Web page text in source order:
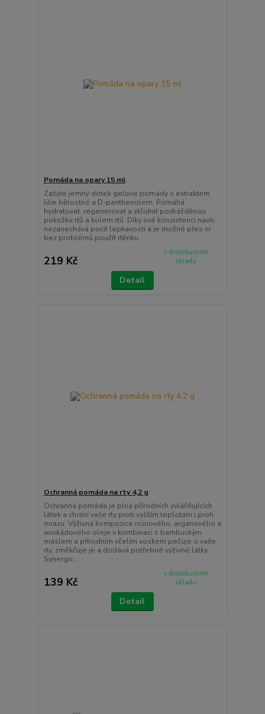
Pomáda na opary 15 ml
Zažijte jemný dotek gelové pomády s extraktem
lilie bělostné a D-panthenolem. Pomáhá
hydratovat, regenerovat a zklidnit podrážděnou
pokožku rtů a kolem rtů. Díky své konzistenci navíc
nezanechává pocit lepkavosti a je možné přes ni
bez problémů použít rtěnku.
219 Kč
v distribučním
skladu
Detail
Ochranná pomáda na rty 4,2 g
Ochranná pomáda je plná přírodních zvláčňujících
látek a chrání vaše rty proti vyšším teplotám i proti
mrazu. Výživná kompozice ricinového, arganového a
avokádového oleje v kombinaci s bambuckým
máslem a přírodním včelím voskem pečuje o vaše
rty, změkčuje je a dodává potřebné výživné látky.
Synergic...
139 Kč
v distribučním
skladu
Detail